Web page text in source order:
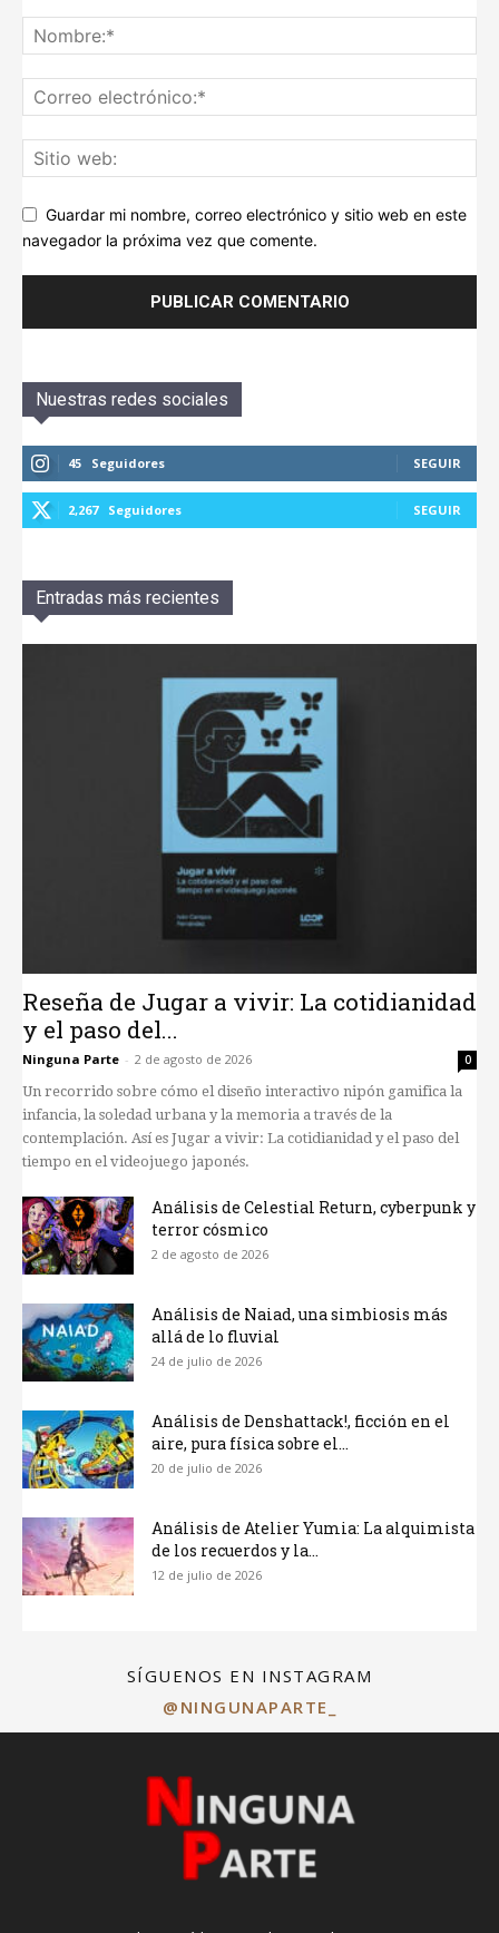
Guardar mi nombre, correo electrónico y sitio web en este
navegador la próxima vez que comente.
Nuestras redes sociales
45 Seguidores SEGUIR
2,267 Seguidores SEGUIR
Entradas más recientes
Reseña de Jugar a vivir: La cotidianidad
y el paso del...
Ninguna Parte - 2 de agosto de 2026 0
Un recorrido sobre cómo el diseño interactivo nipón gamifica la
infancia, la soledad urbana y la memoria a través de la
contemplación. Así es Jugar a vivir: La cotidianidad y el paso del
tiempo en el videojuego japonés.
Análisis de Celestial Return, cyberpunk y
terror cósmico
2 de agosto de 2026
Análisis de Naiad, una simbiosis más
allá de lo fluvial
24 de julio de 2026
Análisis de Denshattack!, ficción en el
aire, pura física sobre el...
20 de julio de 2026
Análisis de Atelier Yumia: La alquimista
de los recuerdos y la...
12 de julio de 2026
SÍGUENOS EN INSTAGRAM
@NINGUNAPARTE_